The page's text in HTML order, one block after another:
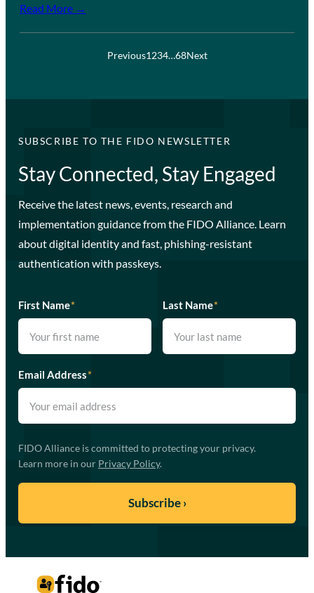
Read More →
Previous1234…68Next
SUBSCRIBE TO THE FIDO NEWSLETTER
Stay Connected, Stay Engaged
Receive the latest news, events, research and
implementation guidance from the FIDO Alliance. Learn
about digital identity and fast, phishing-resistant
authentication with passkeys.
First Name* Last Name*
Email Address*
FIDO Alliance is committed to protecting your privacy.
Learn more in our Privacy Policy.